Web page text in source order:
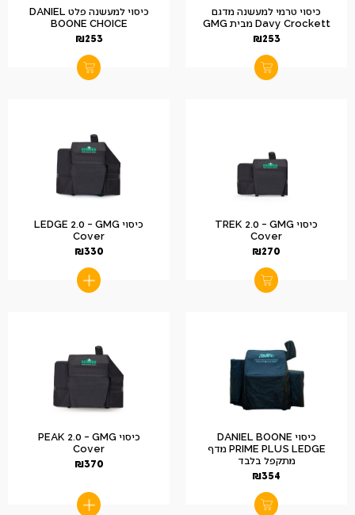
כיסוי טרמי למעשנה מדגם
Davy Crockett מבית GMG
₪253
כיסוי למעשנה פלט DANIEL
BOONE CHOICE
₪253
כיסוי TREK 2.0 – GMG
Cover
₪270
כיסוי LEDGE 2.0 – GMG
Cover
₪330
כיסוי DANIEL BOONE
PRIME PLUS LEDGE מדף
מתקפל בלבד
₪354
כיסוי PEAK 2.0 – GMG
Cover
₪370